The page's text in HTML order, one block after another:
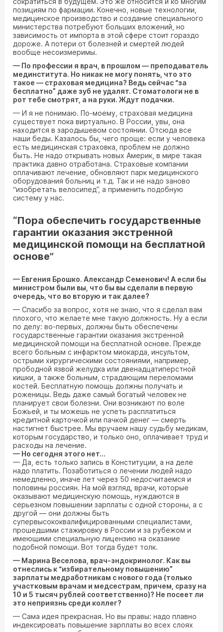
позициям по фармации. Конечно, новые технологии,
медицинское производство и создание специального
министерства потребуют больших вложений, но
зависимость от импорта в этой сфере стоит гораздо
дороже. А потери от болезней и смертей людей
вообще несоизмеримы.
— По профессии я врач, в прошлом — преподаватель
мединститута. Но никак не могу понять, что это
такое — страховая медицина? Ведь сейчас “за
бесплатно” даже зуб не удалят. Стоматологи не в
рот тебе смотрят, а на руки. Ждут подачки.
— И я не понимаю. По-моему, страховая медицина
существует пока виртуально. В России, увы, она
находится в зародышевом состоянии. Отсюда все
наши беды. Казалось бы, чего проще: если у человека
есть медицинская страховка, проблем не должно
быть. Не надо открывать новых Америк, в мире такая
практика давно отработана. Страховые компании
оплачивают лечение, обновляют парк медицинского
оборудования больниц и т.д. Так и не надо заново
“изобретать велосипед”, а применить подобную
систему у нас.
“Пора обеспечить государственные
гарантии оказания экстренной
медицинской помощи на бесплатной
основе”
— Евгения Брошко. Александр Семенович! А если бы
министром были вы, что бы вы сделали в первую
очередь, что во вторую и так далее?
— Спасибо за вопрос, хотя не знаю, что я сделал вам
плохого, что желаете мне такую должность. Ну а если
по делу: во-первых, должны быть обеспечены
государственные гарантии оказания экстренной
медицинской помощи на бесплатной основе. Прежде
всего больным с инфарктом миокарда, инсультом,
острыми хирургическими состояниями, например,
прободной язвой желудка или двенадцатиперстной
кишки, а также больным, страдающим переломами
костей. Бесплатную помощь должны получать и
роженицы. Ведь даже самый богатый человек не
планирует свои болезни. Они возникают по воле
Божьей, и ты можешь не успеть расплатиться
кредитной карточкой или пачкой денег — смерть
настигнет быстрее. Мы вручаем нашу судьбу медикам,
которым государство, и только оно, оплачивает труд и
расходы на лечение.
— Но сегодня этого нет...
— Да, есть только запись в Конституции, а на деле
надо платить. Позаботиться о лечении людей надо
немедленно, иначе лет через 50 недосчитаемся и
половины россиян. На мой взгляд, врачи, которые
оказывают медицинскую помощь, нуждаются в
серьезном повышении зарплаты с одной стороны, а с
другой — они должны быть
супервысококвалифицированными специалистами,
прошедшими стажировку в России и за рубежом и
имеющими специальную лицензию на оказание
подобной помощи. Вот тогда будет толк.
— Марина Веселова, врач-эндокринолог. Как вы
отнеслись к “избирательному повышению”
зарплаты медработникам с нового года (только
участковым врачам и медсестрам, причем, сразу на
10 и 5 тысяч рублей соответственно)? Не посеет ли
это неприязнь среди коллег?
— Сама идея прекрасная. Но вы правы: надо плавно
индексировать повышение зарплаты во всех слоях